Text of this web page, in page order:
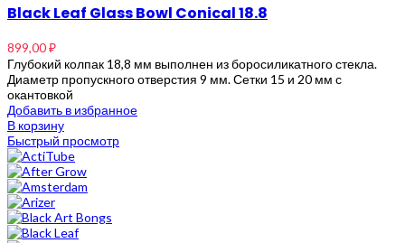
Black Leaf Glass Bowl Conical 18.8
899,00₽
Глубокий колпак 18,8 мм выполнен из боросиликатного стекла.
Диаметр пропускного отверстия 9 мм. Сетки 15 и 20 мм с
окантовкой
Добавить в избранное
В корзину
Быстрый просмотр